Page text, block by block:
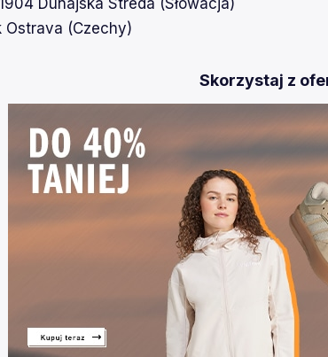
Dunajská Streda (Słowacja)
Ostrava (Czechy)
Skorzystaj z